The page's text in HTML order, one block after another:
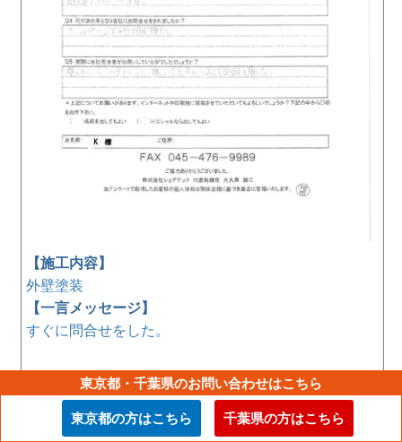
【施工内容】
外壁塗装
【一言メッセージ】
すぐに問合せをした。
東京都・千葉県のお問い合わせはこちら
東京都の方はこちら 千葉県の方はこちら